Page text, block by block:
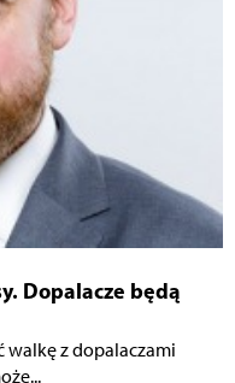
Dopalacze będą
walkę z dopalaczami